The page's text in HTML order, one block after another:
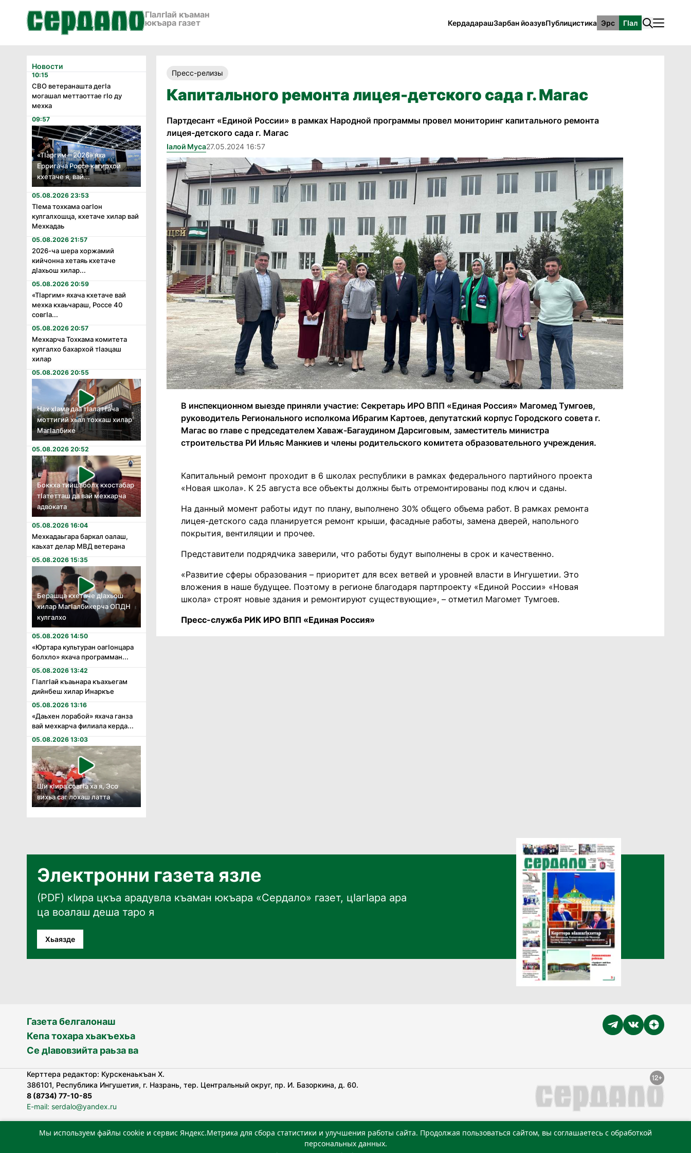
ГӀалгӀай къаман
юкъара газет
КердадарашЗарбан йоазувПублицистика Эрс ГӀал
Новости
10:15
СВО ветеранашта дегӏа
могашал меттаоттае гӏо ду
мехка
09:57
«Тӏаргим – 2026» яха
Ерригача Россе кагирхой
кхетаче я, вай...
05.08.2026 23:53
Тӏема тохкама оагӏон
кулгалхошца, кхетаче хилар вай
Мехкадаь
05.08.2026 21:57
2026-ча шера хоржамий
кийчонна хетаяь кхетаче
дӏахьош хилар...
05.08.2026 20:59
«Тӏаргим» яхача кхетаче вай
мехка кхаьчараш, Россе 40
совгӏа...
05.08.2026 20:57
Мехкарча Тохкама комитета
кулгалхо бахархой тӏаэцаш
хилар
05.08.2026 20:55
Нах хӏама даа тӏалаттача
моттигий хьал тохкаш хилар
Магӏалбике
05.08.2026 20:52
Боккха тийшаболх кхостабар
тӏатетташ да вай мехкарча
адвоката
05.08.2026 16:04
Мехкадаьгара баркал оалаш,
каьхат делар МВД ветерана
05.08.2026 15:35
Берашца кхетаче дӏахьош
хилар Магӏалбикерча ОПДН
кулгалхо
05.08.2026 14:50
«Юртара культуран оагӏонцара
болхло» яхача программан...
05.08.2026 13:42
Гӏалгӏай къаьнара къахьегам
дийнбеш хилар Инаркъе
05.08.2026 13:16
«Даьхен лорабой» яхача ганза
вай мехкарча филиала керда...
05.08.2026 13:03
Ши кӏира совгӏа ха я, Эсо
вихьа саг лохаш латта
Пресс-релизы
Капитального ремонта лицея-детского сада г. Магас
Партдесант «Единой России» в рамках Народной программы провел мониторинг капитального ремонта
лицея-детского сада г. Магас
Iалой Муса27.05.2024 16:57
В инспекционном выезде приняли участие: Секретарь ИРО ВПП «Единая Россия» Магомед Тумгоев,
руководитель Регионального исполкома Ибрагим Картоев, депутатский корпус Городского совета г.
Магас во главе с председателем Хаваж-Багаудином Дарсиговым, заместитель министра
строительства РИ Ильяс Манкиев и члены родительского комитета образовательного учреждения.
Капитальный ремонт проходит в 6 школах республики в рамках федерального партийного проекта
«Новая школа». К 25 августа все объекты должны быть отремонтированы под ключ и сданы.
На данный момент работы идут по плану, выполнено 30% общего объема работ. В рамках ремонта
лицея-детского сада планируется ремонт крыши, фасадные работы, замена дверей, напольного
покрытия, вентиляции и прочее.
Представители подрядчика заверили, что работы будут выполнены в срок и качественно.
«Развитие сферы образования – приоритет для всех ветвей и уровней власти в Ингушетии. Это
вложения в наше будущее. Поэтому в регионе благодаря партпроекту «Единой России» «Новая
школа» строят новые здания и ремонтируют существующие», – отметил Магомет Тумгоев.
Пресс-служба РИК ИРО ВПП «Единая Россия»
Электронни газета язле
(PDF) кӀира цкъа арадувла къаман юкъара «Сердало» газет, цӀагӀара ара
ца воалаш деша таро я
Хьаязде
Газета белгалонаш
Кепа тохара хьакъехьа
Се дӀавовзийта раьза ва
Керттера редактор: Курскенаькъан Х.
386101, Республика Ингушетия, г. Назрань, тер. Центральный округ, пр. И. Базоркина, д. 60.
8 (8734) 77-10-85
E-mail: serdalo@yandex.ru
«Сердало» газета арадувлар чIоагIдаьд бувзамеи, хоам беча гIирсаштеи, цар дуккхача тайпаштеи тIахьожам
Мы используем файлы cookie и сервис Яндекс.Метрика для сбора статистики и улучшения работы сайта. Продолжая пользоваться сайтом, вы соглашаетесь с обработкой
персональных данных.